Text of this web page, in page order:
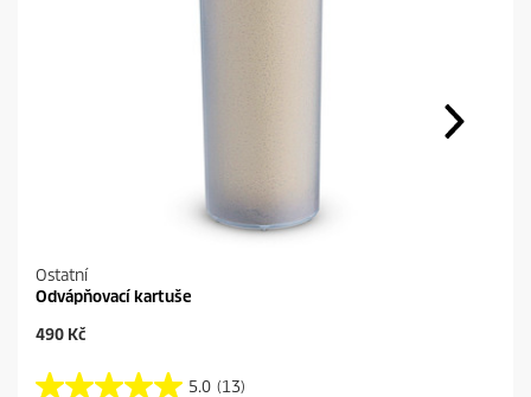
Ostatní
Odvápňovací kartuše
C
490 Kč
5.0 (13)